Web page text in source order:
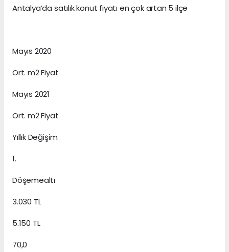
Antalya’da satılık konut fiyatı en çok artan 5 ilçe
Mayıs 2020
Ort. m2 Fiyat
Mayıs 2021
Ort. m2 Fiyat
Yıllık Değişim
1.
Döşemealtı
3.030 TL
5.150 TL
70,0